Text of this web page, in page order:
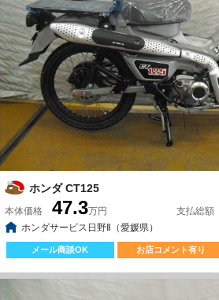
ホンダ CT125
本体価格 47.3万円 支払総額
ホンダサービス日野Ⅱ（愛媛県）
メール商談OK お店コメント有り